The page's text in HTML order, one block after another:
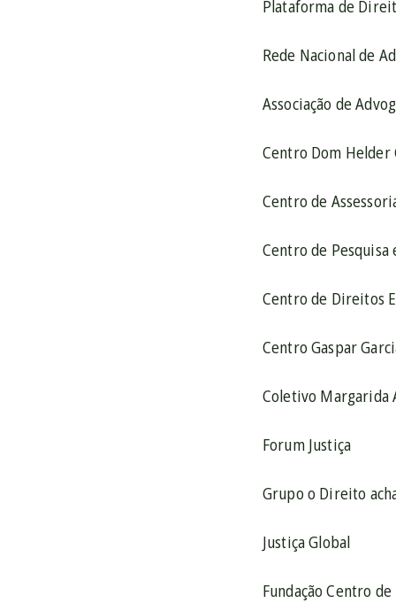
Plataforma de
Rede Nacional de
Associação de
Centro Dom Helder
Centro de
Centro de Pesquisa
Centro de Direitos
Centro Gaspar
Coletivo Margarida
Forum Justiça
Grupo o Direito
Justiça Global
Fundação Centro